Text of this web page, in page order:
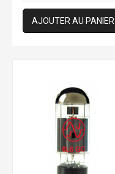
AJOUTER AU PANIER